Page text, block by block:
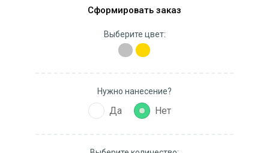
Сформировать заказ
Выберите цвет:
Нужно нанесение?
Да Нет